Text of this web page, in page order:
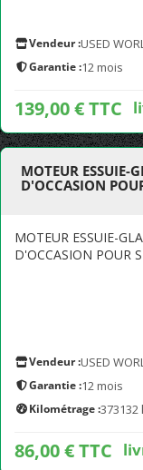
Vendeur :USED
Garantie :12 mois
139,00 € TTC
MOTEUR ESSUIE-
D'OCCASION
MOTEUR ESSUIE-
D'OCCASION POUR
Vendeur :USED
Garantie :12 mois
Kilométrage :373132
86,00 € TTC